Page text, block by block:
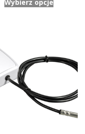
Wybierz opcje